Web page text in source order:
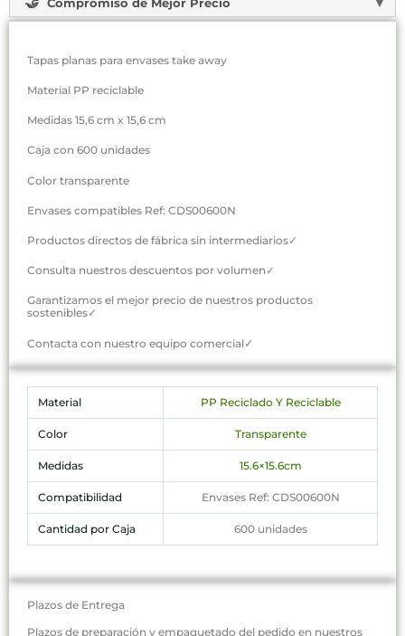
Compromiso de Mejor Precio
Tapas planas para envases take away
Material PP reciclable
Medidas 15,6 cm x 15,6 cm
Caja con 600 unidades
Color transparente
Envases compatibles Ref: CDS00600N
Productos directos de fábrica sin intermediarios✓
Consulta nuestros descuentos por volumen✓
Garantizamos el mejor precio de nuestros productos
sostenibles✓
Contacta con nuestro equipo comercial✓
Material PP Reciclado Y Reciclable
Color Transparente
Medidas 15.6×15.6cm
Compatibilidad Envases Ref: CDS00600N
Cantidad por Caja 600 unidades
Plazos de Entrega
Plazos de preparación y empaquetado del pedido en nuestros